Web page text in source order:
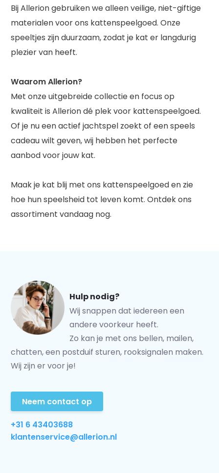
Bij Allerion gebruiken we alleen veilige, niet-giftige
materialen voor ons kattenspeelgoed. Onze
speeltjes zijn duurzaam, zodat je kat er langdurig
plezier van heeft.
Waarom Allerion?
Met onze uitgebreide collectie en focus op
kwaliteit is Allerion dé plek voor kattenspeelgoed.
Of je nu een actief jachtspel zoekt of een speels
cadeau wilt geven, wij hebben het perfecte
aanbod voor jouw kat.
Maak je kat blij met ons kattenspeelgoed en zie
hoe hun speelsheid tot leven komt. Ontdek ons
assortiment vandaag nog.
Hulp nodig?
Wij snappen dat iedereen een
andere voorkeur heeft.
Zo kan je met ons bellen, mailen,
chatten, een postduif sturen, rooksignalen maken.
Wij zijn er voor je!
Neem contact op
+31 6 43403688
klantenservice@allerion.nl